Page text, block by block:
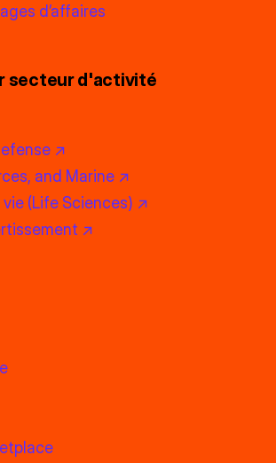
d’affaires
secteur d'activité
↗
and Marine ↗
(Life Sciences) ↗
↗